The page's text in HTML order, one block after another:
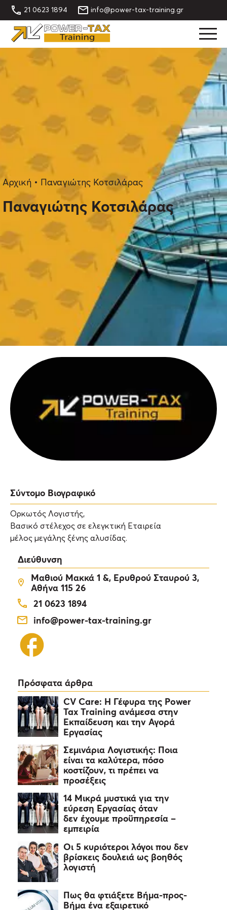
21 0623 1894 info@power-tax-training.gr
Αρχική • Παναγιώτης Κοτσιλάρας
Παναγιώτης Κοτσιλάρας
Σύντομο Βιογραφικό
Ορκωτός Λογιστής,
Βασικό στέλεχος σε ελεγκτική Εταιρεία
μέλος μεγάλης ξένης αλυσίδας.
Διεύθυνση
Μαθιού Μακκά 1 &, Ερυθρού Σταυρού 3,
Αθήνα 115 26
21 0623 1894
info@power-tax-training.gr
Πρόσφατα άρθρα
CV Care: Η Γέφυρα της Power
Tax Training ανάμεσα στην
Εκπαίδευση και την Αγορά
Εργασίας
Σεμινάρια Λογιστικής: Ποια
είναι τα καλύτερα, πόσο
κοστίζουν, τι πρέπει να
προσέξεις
14 Μικρά μυστικά για την
εύρεση Εργασίας όταν
δεν έχουμε προϋπηρεσία –
εμπειρία
Οι 5 κυριότεροι λόγοι που δεν
βρίσκεις δουλειά ως βοηθός
λογιστή
Πως θα φτιάξετε Βήμα-προς-
Βήμα ένα εξαιρετικό